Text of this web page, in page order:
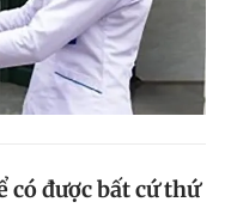
có được bất cứ thứ